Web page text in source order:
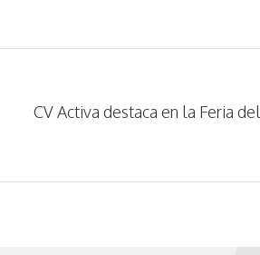
CV Activa destaca en la Feria